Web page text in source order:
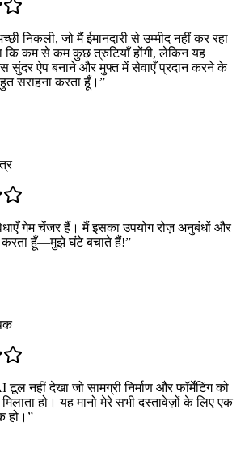
निकली, जो मैं ईमानदारी से उम्मीद नहीं कर रहा
कि कम से कम कुछ त्रुटियाँ होंगी, लेकिन यह
सुंदर ऐप बनाने और मुफ्त में सेवाएँ प्रदान करने के
सराहना करता हूँ। ”
गेम चेंजर हैं। मैं इसका उपयोग रोज़ अनुबंधों और
करता हूँ—मुझे घंटे बचाते हैं!”
नहीं देखा जो सामग्री निर्माण और फॉर्मेटिंग को
हो। यह मानो मेरे सभी दस्तावेज़ों के लिए एक
हो। ”